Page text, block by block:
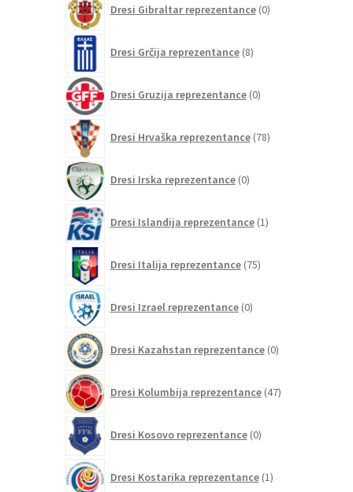
Dresi Gibraltar reprezentance 0izdelkov
Dresi Grčija reprezentance 8izdelkov
Dresi Gruzija reprezentance 0izdelkov
Dresi Hrvaška reprezentance 78izdelkov
Dresi Irska reprezentance 0izdelkov
Dresi Islandija reprezentance 1izdelek
Dresi Italija reprezentance 75izdelkov
Dresi Izrael reprezentance 0izdelkov
Dresi Kazahstan reprezentance 0izdelkov
Dresi Kolumbija reprezentance 47izdelkov
Dresi Kosovo reprezentance 0izdelkov
Dresi Kostarika reprezentance 1izdelek